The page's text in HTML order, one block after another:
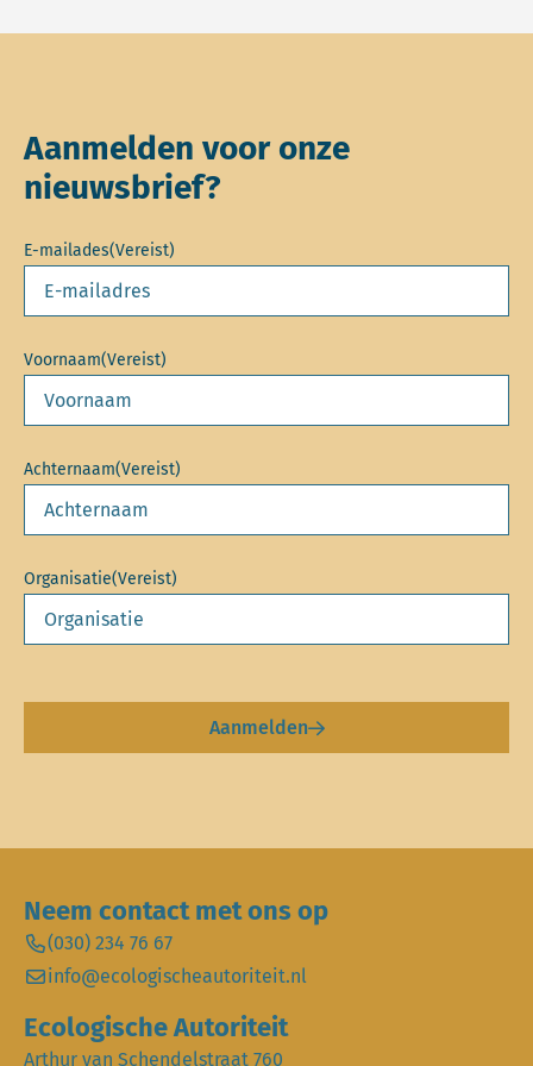
Aanmelden voor onze
nieuwsbrief?
E-mailades(Vereist)
Voornaam(Vereist)
Achternaam(Vereist)
Organisatie(Vereist)
Aanmelden
Neem contact met ons op
(030) 234 76 67
info@ecologischeautoriteit.nl
Ecologische Autoriteit
Arthur van Schendelstraat 760